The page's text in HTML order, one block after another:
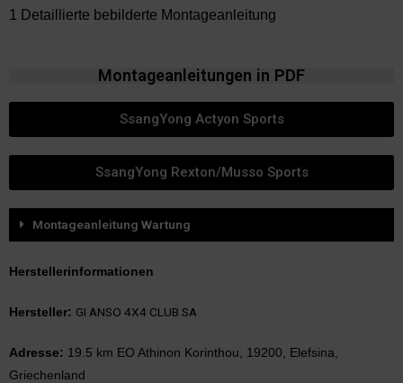
1 Detaillierte bebilderte Montageanleitung
Montageanleitungen in PDF
SsangYong Actyon Sports
SsangYong Rexton/Musso Sports
Montageanleitung Wartung
Herstellerinformationen
Hersteller: GI ANSO 4X4 CLUB SA
Adresse: 19.5 km EO Athinon Korinthou, 19200, Elefsina,
Griechenland